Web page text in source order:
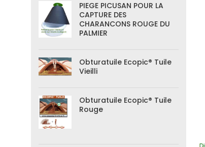
PIEGE PICUSAN POUR LA
CAPTURE DES
CHARANCONS ROUGE DU
PALMIER
Obturatuile Ecopic® Tuile
Vieilli
Obturatuile Ecopic® Tuile
Rouge